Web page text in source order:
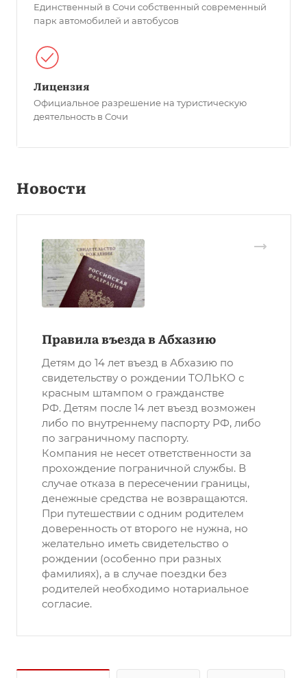
Единственный в Сочи собственный современный
парк автомобилей и автобусов
Лицензия
Официальное разрешение на туристическую
деятельность в Сочи
Новости
Правила въезда в Абхазию
Детям до 14 лет въезд в Абхазию по
свидетельству о рождении ТОЛЬКО с
красным штампом о гражданстве
РФ. Детям после 14 лет въезд возможен
либо по внутреннему паспорту РФ, либо
по заграничному паспорту.
Компания не несет ответственности за
прохождение пограничной службы. В
случае отказа в пересечении границы,
денежные средства не возвращаются.
При путешествии с одним родителем
доверенность от второго не нужна, но
желательно иметь свидетельство о
рождении (особенно при разных
фамилиях), а в случае поездки без
родителей необходимо нотариальное
согласие.